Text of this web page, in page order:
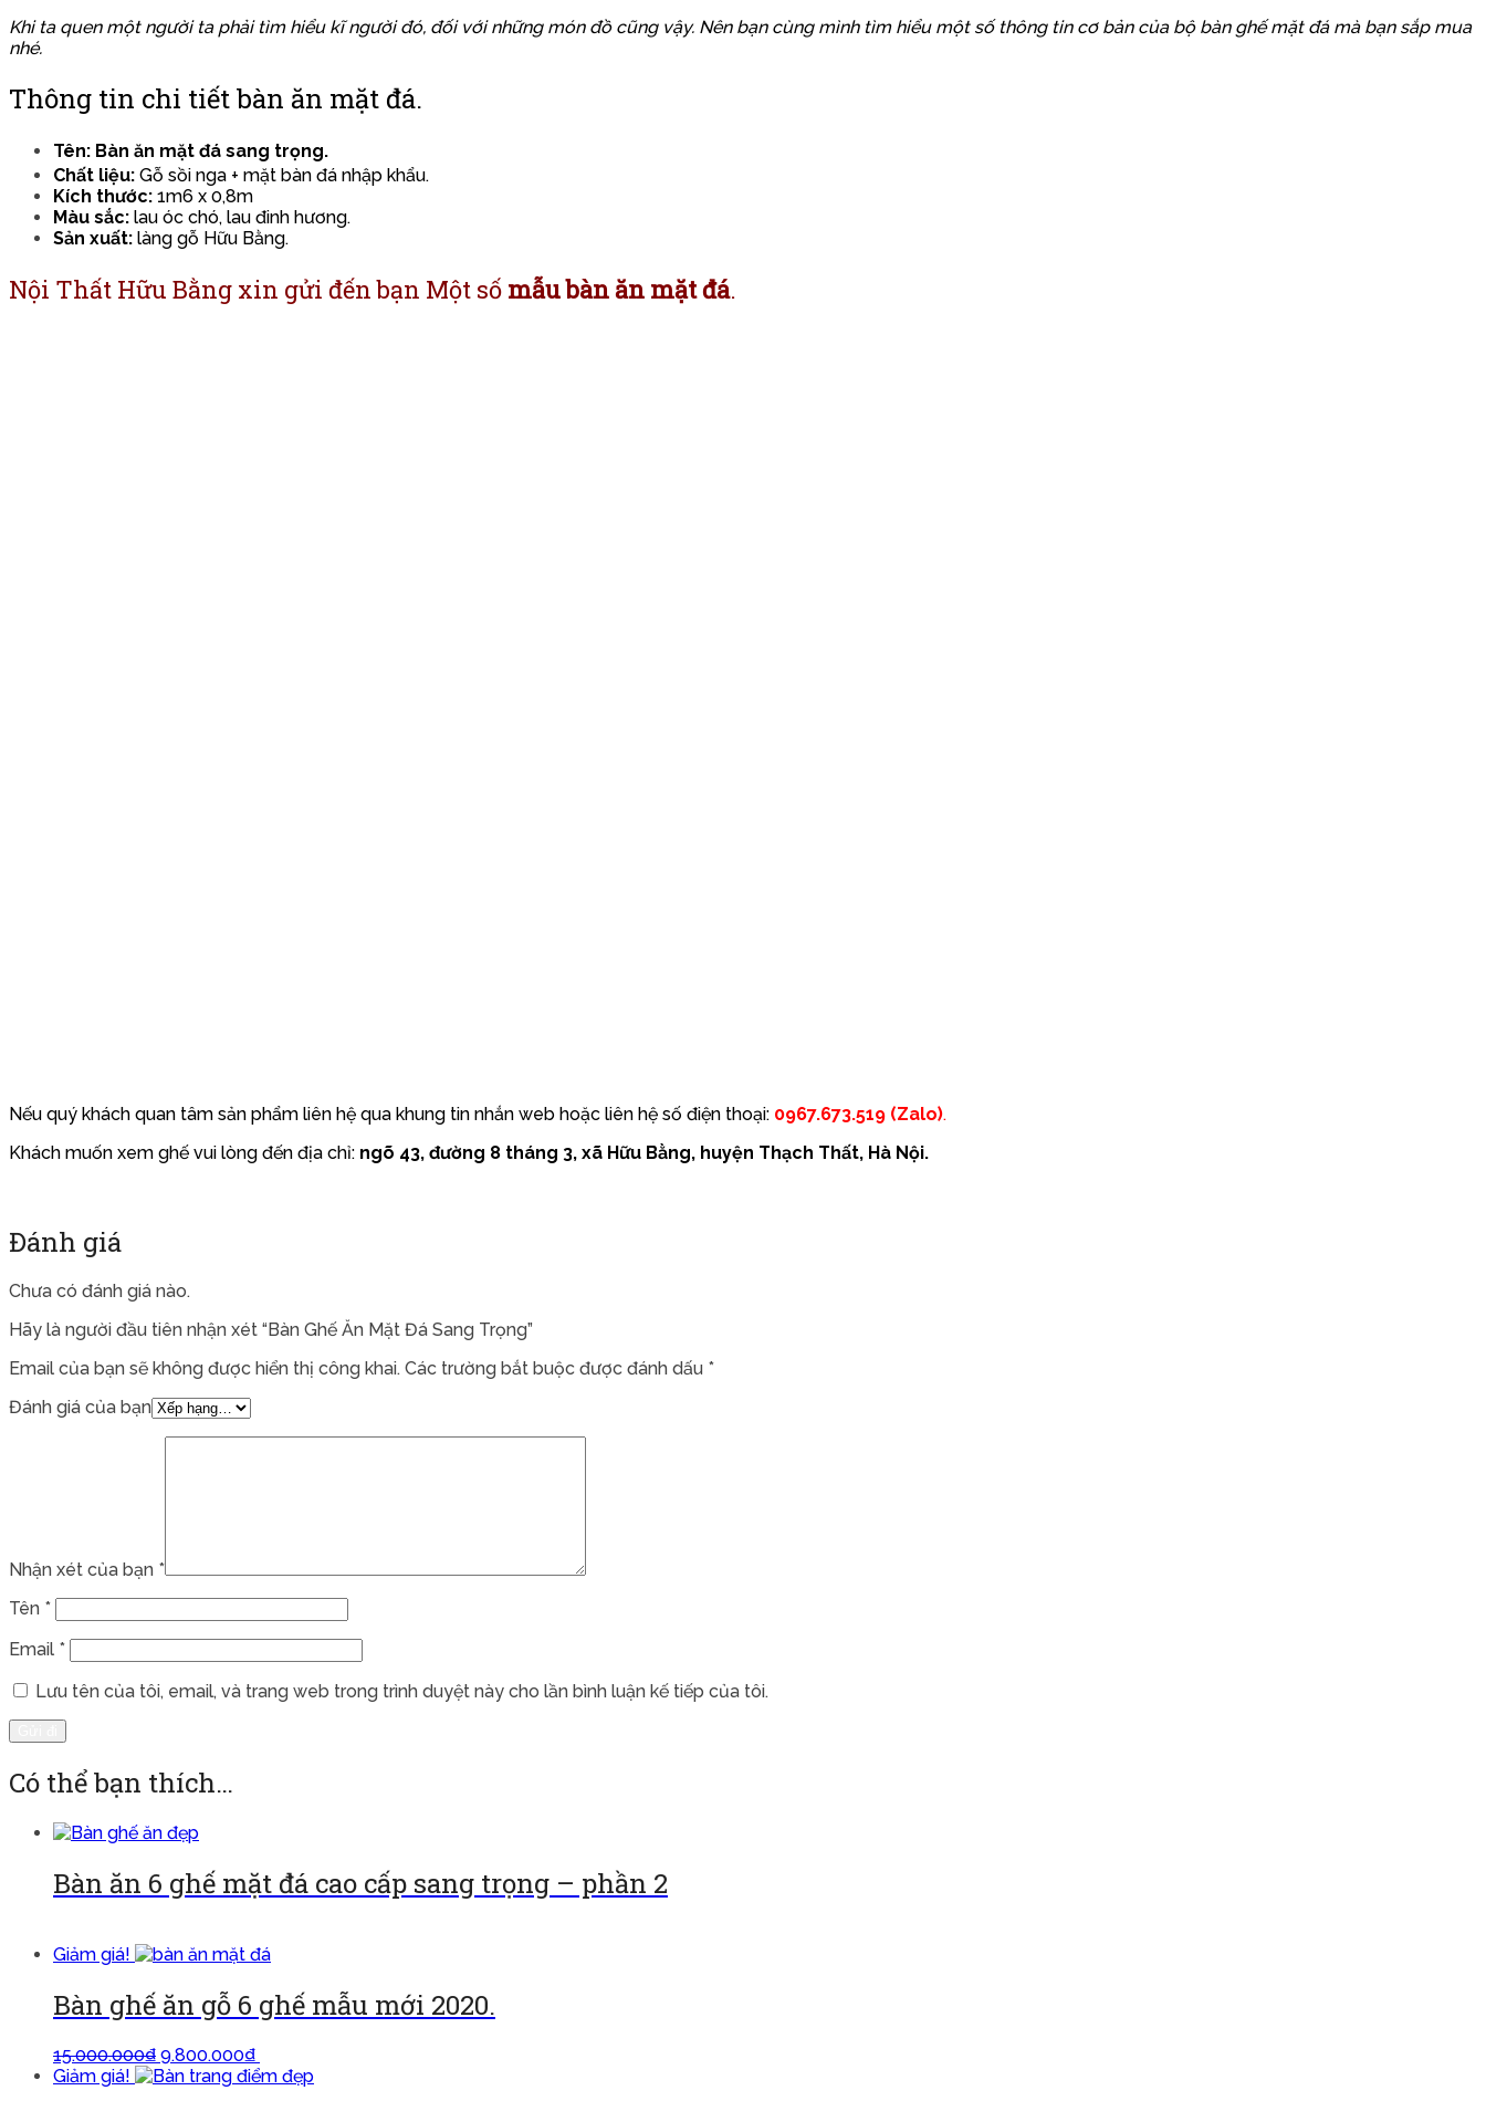
Khi ta quen một người ta phải tìm hiểu kĩ người đó, đối với những món đồ cũng vậy. Nên bạn cùng mình tìm hiểu một số thông tin cơ bản của bộ bàn ghế mặt đá mà bạn sắp mua
nhé.
Thông tin chi tiết bàn ăn mặt đá.
Tên: Bàn ăn mặt đá sang trọng.
Chất liệu: Gỗ sồi nga + mặt bàn đá nhập khẩu.
Kích thước: 1m6 x 0,8m
Màu sắc: lau óc chó, lau đinh hương.
Sản xuất: làng gỗ Hữu Bằng.
Nội Thất Hữu Bằng xin gửi đến bạn Một số mẫu bàn ăn mặt đá.
Nếu quý khách quan tâm sản phẩm liên hệ qua khung tin nhắn web hoặc liên hệ số điện thoại: 0967.673.519 (Zalo).
Khách muốn xem ghế vui lòng đến địa chỉ: ngõ 43, đường 8 tháng 3, xã Hữu Bằng, huyện Thạch Thất, Hà Nội.
Đánh giá
Chưa có đánh giá nào.
Hãy là người đầu tiên nhận xét “Bàn Ghế Ăn Mặt Đá Sang Trọng”
Email của bạn sẽ không được hiển thị công khai. Các trường bắt buộc được đánh dấu *
Đánh giá của bạn
Nhận xét của bạn *
Tên *
Email *
Lưu tên của tôi, email, và trang web trong trình duyệt này cho lần bình luận kế tiếp của tôi.
Có thể bạn thích…
Bàn ăn 6 ghế mặt đá cao cấp sang trọng – phần 2
Giảm giá!
Bàn ghế ăn gỗ 6 ghế mẫu mới 2020.
15.000.000₫ 9.800.000₫
Giảm giá!